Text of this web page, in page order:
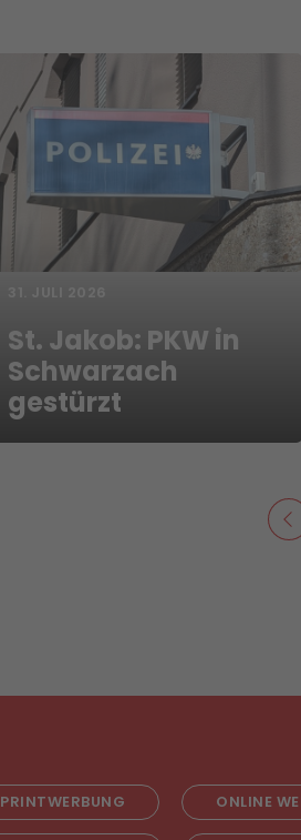
St. Jakob: PKW in
Schwarzach
gestürzt
PRINTWERBUNG ONLINE